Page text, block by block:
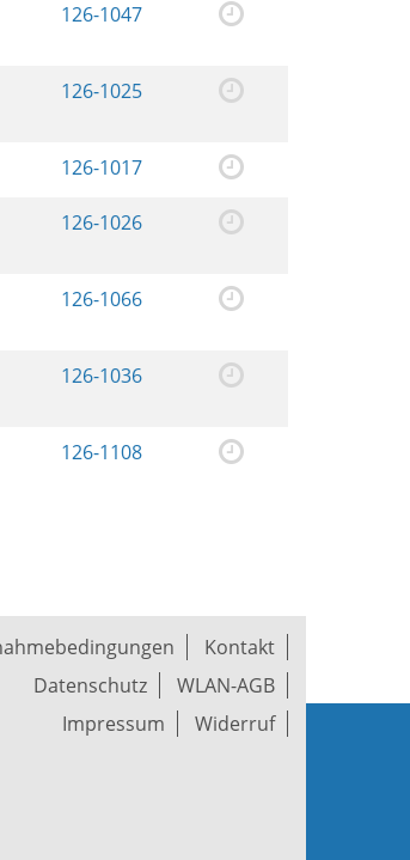
126-1047
126-1025
126-1017
126-1026
126-1066
126-1036
126-1108
Kontakt
Datenschutz
WLAN-AGB
Impressum
Widerruf